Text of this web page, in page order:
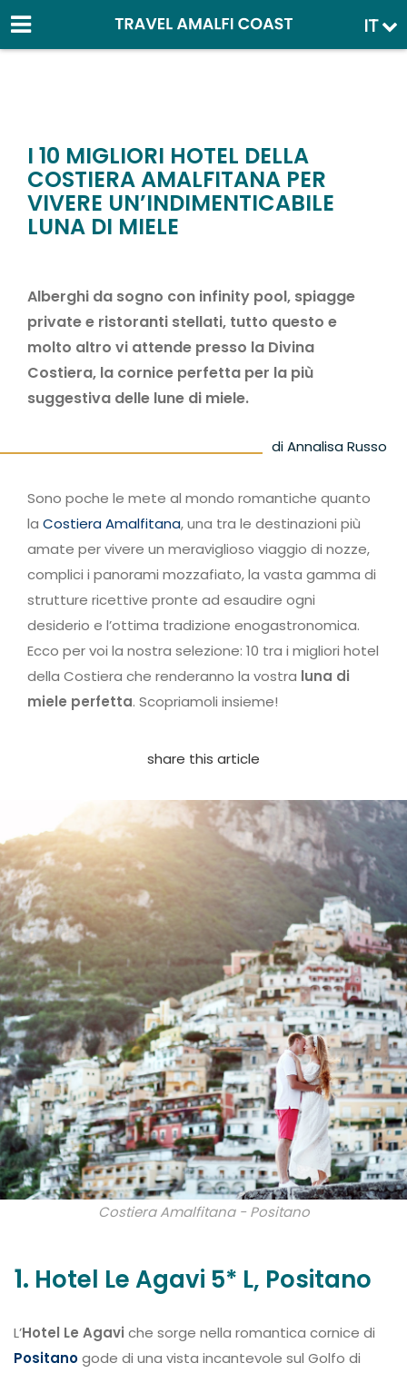
IT
I 10 MIGLIORI HOTEL DELLA
COSTIERA AMALFITANA PER
VIVERE UN’INDIMENTICABILE
LUNA DI MIELE
Alberghi da sogno con infinity pool, spiagge
private e ristoranti stellati, tutto questo e
molto altro vi attende presso la Divina
Costiera, la cornice perfetta per la più
suggestiva delle lune di miele.
di Annalisa Russo
Sono poche le mete al mondo romantiche quanto
la Costiera Amalfitana, una tra le destinazioni più
amate per vivere un meraviglioso viaggio di nozze,
complici i panorami mozzafiato, la vasta gamma di
strutture ricettive pronte ad esaudire ogni
desiderio e l’ottima tradizione enogastronomica.
Ecco per voi la nostra selezione: 10 tra i migliori hotel
della Costiera che renderanno la vostra luna di
miele perfetta. Scopriamoli insieme!
share this article
Costiera Amalfitana - Positano
1. Hotel Le Agavi 5* L, Positano
L’Hotel Le Agavi che sorge nella romantica cornice di
Positanogode di una vista incantevole sul Golfo di